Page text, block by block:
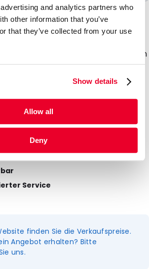
and analytics partners who
other information that you’ve
that they’ve collected from your use
Show details
Allow all
Deny
müssen bei einer
gelagert oder transportiert
Elemente oder Frames bieten
Die Tempshell Elemente oder
mit dafür entwickelten
oder Blueline- Boxen
Die Temperaturbereiche sind -30,
+37 °C.
kann individuell gestaltet werden
Service
finden Sie die Verkaufspreise.
Angebot erhalten? Bitte
uns.